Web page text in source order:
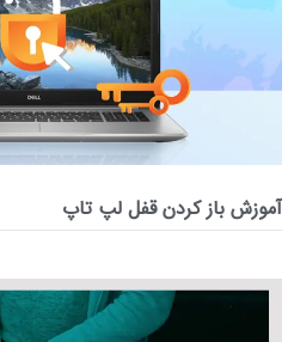
آموزش باز کردن قفل لپ تاپ